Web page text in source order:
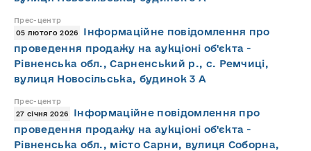
Прес-центр
05 лютого 2026
Інформаційне повідомлення про
проведення продажу на аукціоні об'єкта -
Рівненська обл., Сарненський р., с. Ремчиці,
вулиця Новосільська, будинок 3 А
Прес-центр
27 січня 2026
Інформаційне повідомлення про
проведення продажу на аукціоні об'єкта -
Рівненська обл., місто Сарни, вулиця Соборна,